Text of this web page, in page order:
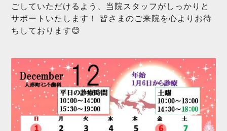
ごしていただけるよう、当院スタッフがしっかりと
サポートいたします！ 皆さまのご来院を心よりお待
ちしております😊